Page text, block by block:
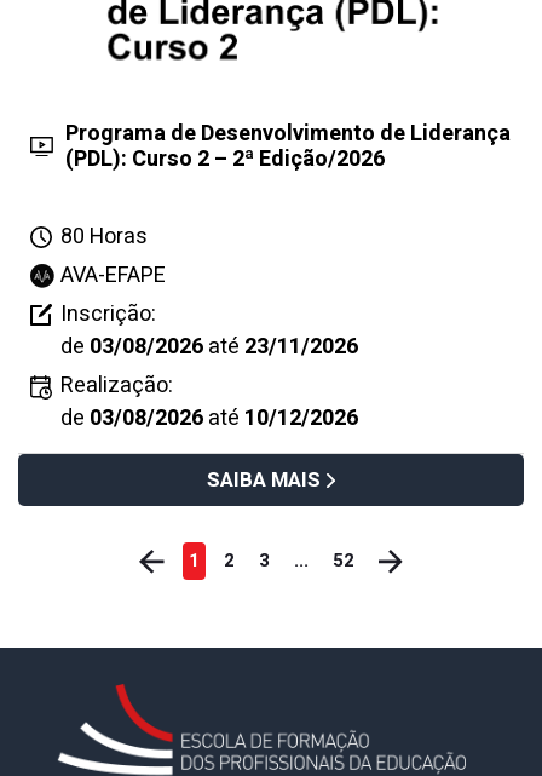
Programa de Desenvolvimento de Liderança
(PDL): Curso 2 – 2ª Edição/2026
80 Horas
AVA-EFAPE
Inscrição:
de 03/08/2026até 23/11/2026
Realização:
de 03/08/2026até 10/12/2026
SAIBA MAIS
1 2 3 ... 52